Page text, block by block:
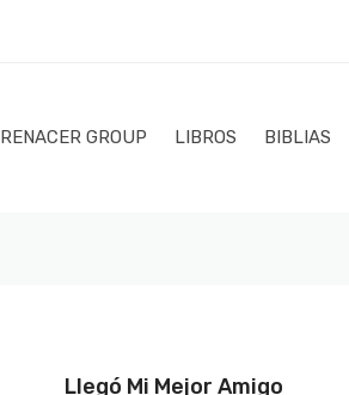
RENACER GROUP LIBROS BIBLIAS
Llegó Mi Mejor Amigo